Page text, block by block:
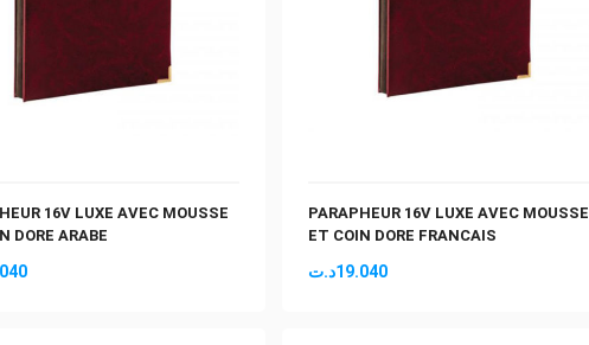
16V LUXE AVEC MOUSSE
DORE ARABE
PARAPHEUR 16V LUXE AVEC MOUSSE
ET COIN DORE FRANCAIS
19.040د.ت